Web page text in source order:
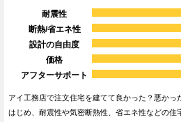
耐震性
断熱/省エネ性
設計の自由度
価格
アフターサポート
アイ工務店で注文住宅を建てて良かった？悪かっ
はじめ、耐震性や気密断熱性、省エネ性などの住